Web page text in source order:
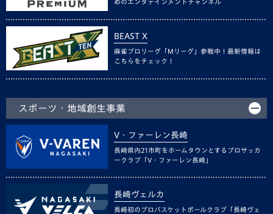
めのエンタテインメントチャンネル
BEAST X
麻雀プロリーグ「Mリーグ」参戦中！最新情報は
こちらをチェック！
スポーツ・地域創生事業
V・ファーレン長崎
長崎県内21市町をホームタウンとするプロサッカ
ークラブ「V・ファーレン長崎」
長崎ヴェルカ
長崎初のプロバスケットボールクラブ「長崎ヴェ